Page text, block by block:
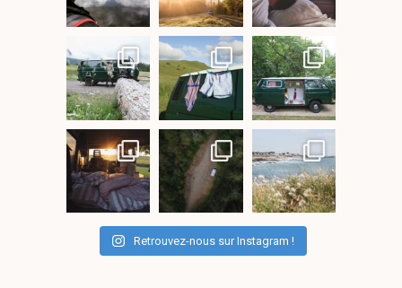
Retrouvez-nous sur Instagram !